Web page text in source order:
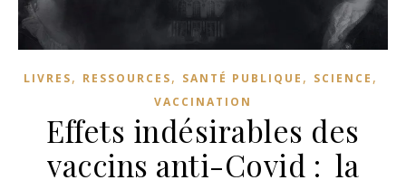
LIVRES, RESSOURCES, SANTÉ PUBLIQUE , SCIENCE ,
VACCINATION
Effets indésirables des
vaccins anti-Covid : la